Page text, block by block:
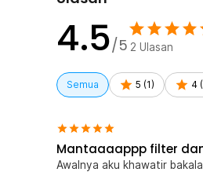
4.5/5 2 Ulasan
Semua 5 (1 ) 4 (
Mantaaaappp filter
Awalnya aku khawatir